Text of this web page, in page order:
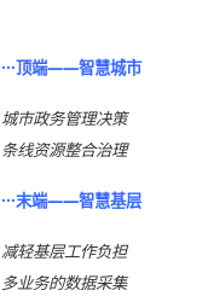
···顶端——智慧城市
城市政务管理决策
条线资源整合治理
···末端——智慧基层
减轻基层工作负担
多业务的数据采集